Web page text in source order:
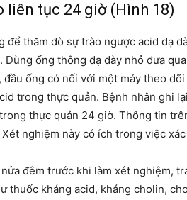
liên tục 24 giờ (Hình 18)
thăm dò sự trào ngược acid dạ
ống thông dạ dày nhỏ đưa
ống có nối với một máy theo
trong thực quản. Bệnh nhân ghi
thực quản 24 giờ. Thông tin
nghiệm này có ích trong việc
đêm trước khi làm xét nghiệm,
thuốc kháng acid, kháng cholin,